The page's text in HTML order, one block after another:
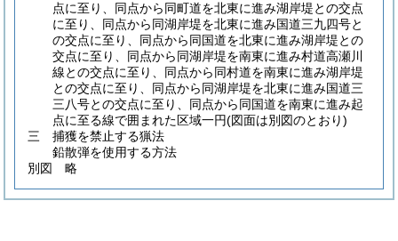
点に至り、同点から同町道を北東に進み湖岸堤との交点
に至り、同点から同湖岸堤を北東に進み国道三九四号と
の交点に至り、同点から同国道を北東に進み湖岸堤との
交点に至り、同点から同湖岸堤を南東に進み村道高瀬川
線との交点に至り、同点から同村道を南東に進み湖岸堤
との交点に至り、同点から同湖岸堤を北東に進み国道三
三八号との交点に至り、同点から同国道を南東に進み起
点に至る線で囲まれた区域一円(図面は別図のとおり)
三 捕獲を禁止する猟法
鉛散弾を使用する方法
別図
略